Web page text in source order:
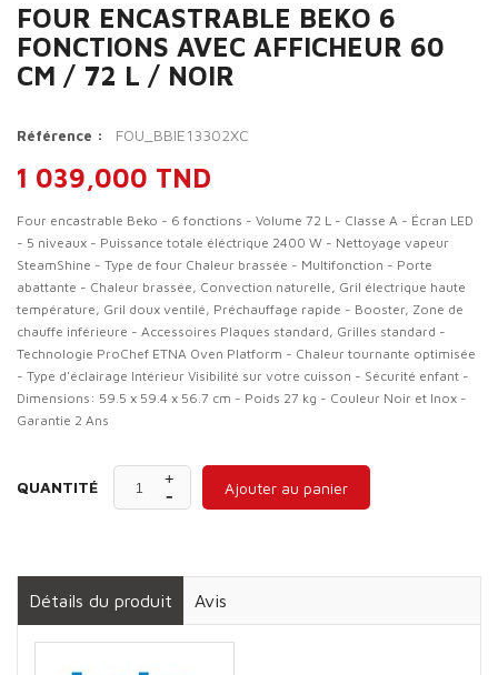
FOUR ENCASTRABLE BEKO 6
FONCTIONS AVEC AFFICHEUR 60
CM / 72 L / NOIR
Référence : FOU_BBIE13302XC
1 039,000 TND
Four encastrable Beko - 6 fonctions - Volume 72 L - Classe A - Écran LED
- 5 niveaux - Puissance totale éléctrique 2400 W - Nettoyage vapeur
SteamShine - Type de four Chaleur brassée - Multifonction - Porte
abattante - Chaleur brassée, Convection naturelle, Gril électrique haute
température, Gril doux ventilé, Préchauffage rapide - Booster, Zone de
chauffe inférieure - Accessoires Plaques standard, Grilles standard -
Technologie ProChef ETNA Oven Platform - Chaleur tournante optimisée
- Type d'éclairage Intérieur Visibilité sur votre cuisson - Sécurité enfant -
Dimensions: 59.5 x 59.4 x 56.7 cm - Poids 27 kg - Couleur Noir et Inox -
Garantie 2 Ans
QUANTITÉ Ajouter au panier
Détails du produit Avis